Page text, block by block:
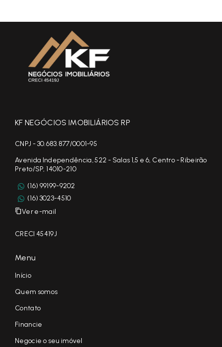
KF NEGÓCIOS IMOBILIÁRIOS RP
CNPJ - 30.683.877/0001-95
Avenida Independência, 522 - Salas 1,5 e 6, Centro - Ribeirão
Preto/SP, 14010-210
(16) 99199-9202
(16) 3023-4510
Ver e-mail
CRECI 45419J
Menu
Início
Quem somos
Contato
Financie
Negocie o seu imóvel